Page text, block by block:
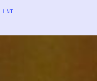
LNT